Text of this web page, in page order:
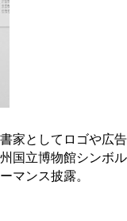
家としてロゴや広告
国立博物館シンボル
マンス披露。